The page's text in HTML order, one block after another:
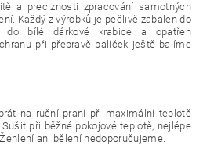
a preciznosti zpracování samotných
Každý z výrobků je pečlivě zabalen do
do bílé dárkové krabice a opatřen
při přepravě balíček ještě balíme
na ruční praní při maximální teplotě
při běžné pokojové teplotě, nejlépe
ani bělení nedoporučujeme.